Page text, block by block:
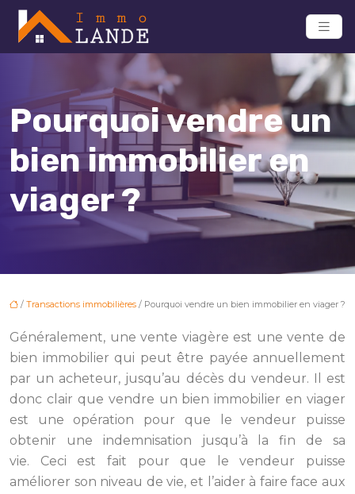
Pourquoi vendre un
bien immobilier en
viager ?
/ Transactions immobilières / Pourquoi vendre un bien immobilier en viager ?
Généralement, une vente viagère est une vente de
bien immobilier qui peut être payée annuellement
par un acheteur, jusqu’au décès du vendeur. Il est
donc clair que vendre un bien immobilier en viager
est une opération pour que le vendeur puisse
obtenir une indemnisation jusqu’à la fin de sa
vie. Ceci est fait pour que le vendeur puisse
améliorer son niveau de vie, et l’aider à faire face aux